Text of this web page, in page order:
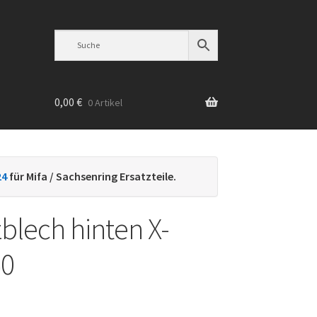
0,00 € 0 Artikel
für Mifa / Sachsenring Ersatzteile.
hinten X-